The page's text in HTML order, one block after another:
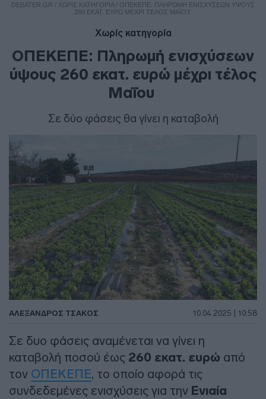
DEBATER.GR / ΧΩΡΊΣ ΚΑΤΗΓΟΡΊΑ/ ΟΠΕΚΕΠΕ: ΠΛΗΡΩΜΉ ΕΝΙΣΧΎΣΕΩΝ ΎΨΟΥΣ
260 ΕΚΑΤ. ΕΥΡΏ ΜΈΧΡΙ ΤΈΛΟΣ ΜΑΪ́ΟΥ
Χωρίς κατηγορία
ΟΠΕΚΕΠΕ: Πληρωμή ενισχύσεων
ύψους 260 εκατ. ευρώ μέχρι τέλος
Μαΐου
Σε δύο φάσεις θα γίνει η καταβολή
ΑΛΈΞΑΝΔΡΟΣ ΤΣΆΚΟΣ 10.04.2025 | 10:58
Σε δυο φάσεις αναμένεται να γίνει η
καταβολή ποσού έως 260 εκατ. ευρώ από
τον ΟΠΕΚΕΠΕ, το οποίο αφορά τις
συνδεδεμένες ενισχύσεις για την Ενιαία